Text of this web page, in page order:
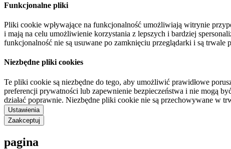
Funkcjonalne pliki
Pliki cookie wpływające na funkcjonalność umożliwiają witrynie
i mają na celu umożliwienie korzystania z lepszych i bardziej
funkcjonalność nie są usuwane po zamknięciu przeglądarki i są
Niezbędne pliki cookies
Te pliki cookie są niezbędne do tego, aby umożliwić prawidłowe
preferencji prywatności lub zapewnienie bezpieczeństwa i nie mogą
działać poprawnie. Niezbędne pliki cookie nie są przechowywane w
Ustawienia
Zaakceptuj
pagina